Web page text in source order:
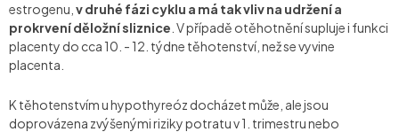
estrogenu, v druhé fázi cyklu a má tak vliv na udržení a
prokrvení děložní sliznice . V případě otěhotnění supluje i funkci
placenty do cca 10. - 12. týdne těhotenství, než se vyvine
placenta.
K těhotenstvím u hypothyreóz docházet může, ale jsou
doprovázena zvýšenými riziky potratu v 1. trimestru nebo